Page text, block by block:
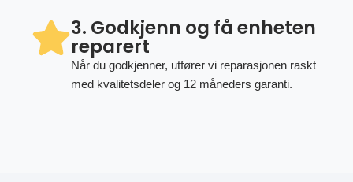
3. Godkjenn og få enheten
reparert
Når du godkjenner, utfører vi reparasjonen raskt
med kvalitetsdeler og 12 måneders garanti.